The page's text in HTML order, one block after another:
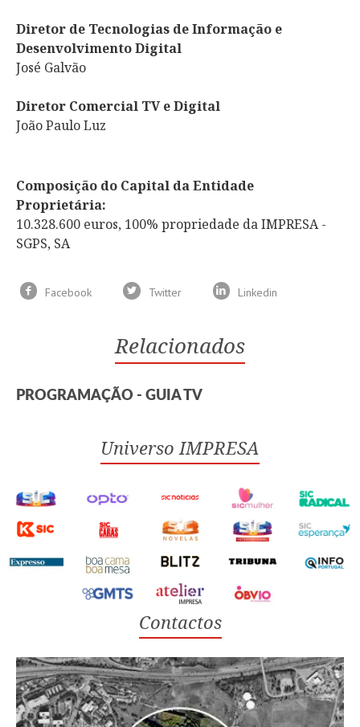
Diretor de Tecnologias de Informação e
Desenvolvimento Digital
José Galvão
Diretor Comercial TV e Digital
João Paulo Luz
Composição do Capital da Entidade
Proprietária:
10.328.600 euros, 100% propriedade da IMPRESA -
SGPS, SA
Facebook Twitter Linkedin
Relacionados
PROGRAMAÇÃO - GUIA TV
Universo IMPRESA
Contactos